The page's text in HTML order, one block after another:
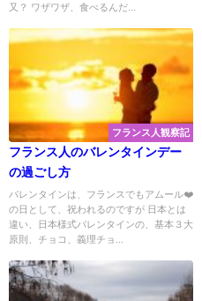
又？ ワザワザ、食べるんだ...
フランス人観察記
フランス人のバレンタインデー
の過ごし方
バレンタインは、フランスでもアムール❤️
の日として、祝われるのですが 日本とは
違い、日本様式バレンタインの、基本３大
原則、チョコ、義理チョ...